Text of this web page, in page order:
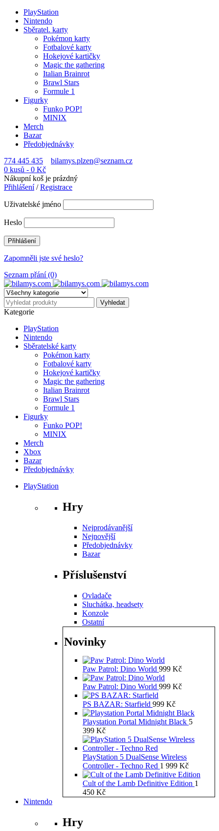
PlayStation
Nintendo
Sběratel. karty
Pokémon karty
Fotbalové karty
Hokejové kartičky
Magic the gathering
Italian Brainrot
Brawl Stars
Formule 1
Figurky
Funko POP!
MINIX
Merch
Bazar
Předobjednávky
774 445 435
bilamys.plzen@seznam.cz
0 kusů - 0 Kč
Nákupní koš je prázdný
Přihlášení/Registrace
Uživatelské jméno
Heslo
Zapomněli jste své heslo?
Seznam přání (0)
Kategorie
PlayStation
Nintendo
Sběratelské karty
Pokémon karty
Fotbalové karty
Hokejové kartičky
Magic the gathering
Italian Brainrot
Brawl Stars
Formule 1
Figurky
Funko POP!
MINIX
Merch
Xbox
Bazar
Předobjednávky
PlayStation
Hry
Nejprodávanější
Nejnovější
Předobjednávky
Bazar
Příslušenství
Ovladače
Sluchátka, headsety
Konzole
Ostatní
Novinky
Paw Patrol: Dino World 999 Kč
Paw Patrol: Dino World 999 Kč
PS BAZAR: Starfield 999 Kč
Playstation Portal Midnight Black 5
399 Kč
PlayStation 5 DualSense Wireless
Controller - Techno Red 1 999 Kč
Cult of the Lamb Definitive Edition 1
450 Kč
Nintendo
Hry